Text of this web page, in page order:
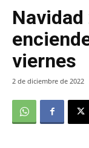
viernes
2 de diciembre de 2022